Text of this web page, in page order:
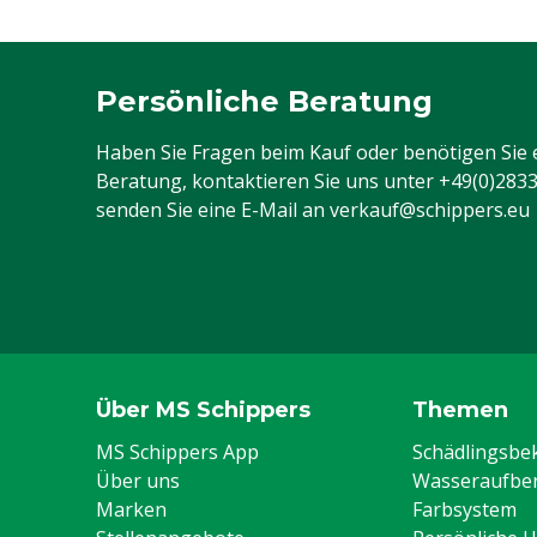
Persönliche Beratung
Haben Sie Fragen beim Kauf oder benötigen
Beratung, kontaktieren Sie uns unter
senden Sie eine E-Mail an verkauf@schippers.eu
Über MS Schippers
MS Schippers App
Über uns
Marken
Themen
Farbsystem